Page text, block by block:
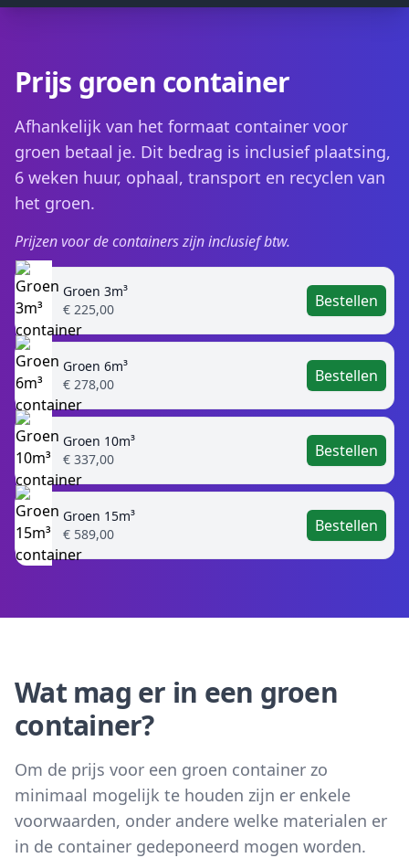
Prijs groen container
Afhankelijk van het formaat container voor
groen betaal je. Dit bedrag is inclusief plaatsing,
6 weken huur, ophaal, transport en recyclen van
het groen.
Prijzen voor de containers zijn inclusief btw.
Groen 3m³
€ 225,00
Bestellen
Groen 6m³
€ 278,00
Bestellen
Groen 10m³
€ 337,00
Bestellen
Groen 15m³
€ 589,00
Bestellen
Wat mag er in een groen
container?
Om de prijs voor een groen container zo
minimaal mogelijk te houden zijn er enkele
voorwaarden, onder andere welke materialen er
in de container gedeponeerd mogen worden.